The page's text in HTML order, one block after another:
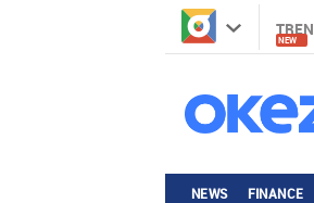
TREN
NEW
NEWS FINANCE